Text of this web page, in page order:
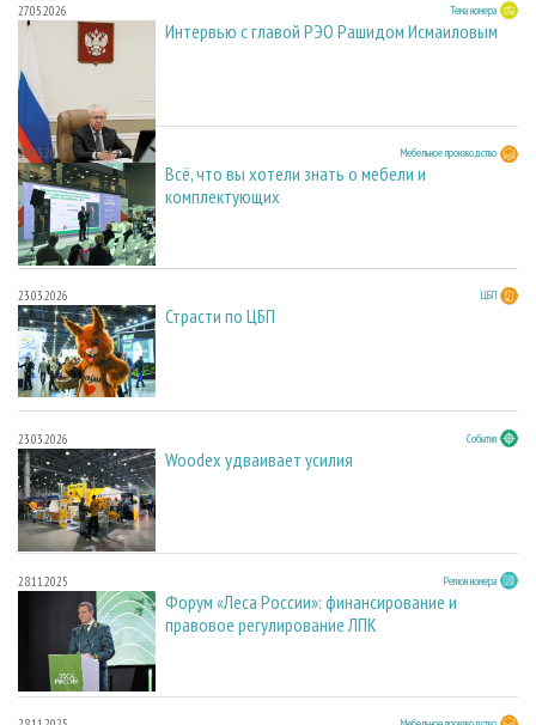
27.05.2026 Тема номера
Интервью с главой РЭО Рашидом Исмаиловым
23.03.2026 Мебельное производство
Всё, что вы хотели знать о мебели и
комплектующих
23.03.2026 ЦБП
Страсти по ЦБП
23.03.2026 События
Woodex удваивает усилия
28.11.2025 Регион номера
Форум «Леса России»: финансирование и
правовое регулирование ЛПК